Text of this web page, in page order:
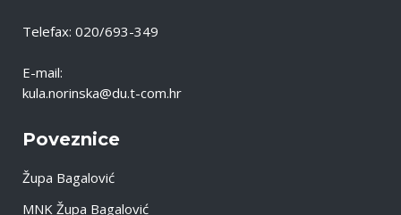
Telefax: 020/693-349
E-mail:
kula.norinska@du.t-com.hr
Poveznice
Župa Bagalović
MNK Župa Bagalović